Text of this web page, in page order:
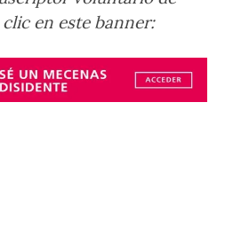
en este banner: